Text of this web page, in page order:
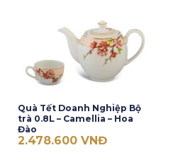
Quà Tết Doanh Nghiệp Bộ
trà 0.8L – Camellia – Hoa
Đào
2.478.600 VNĐ